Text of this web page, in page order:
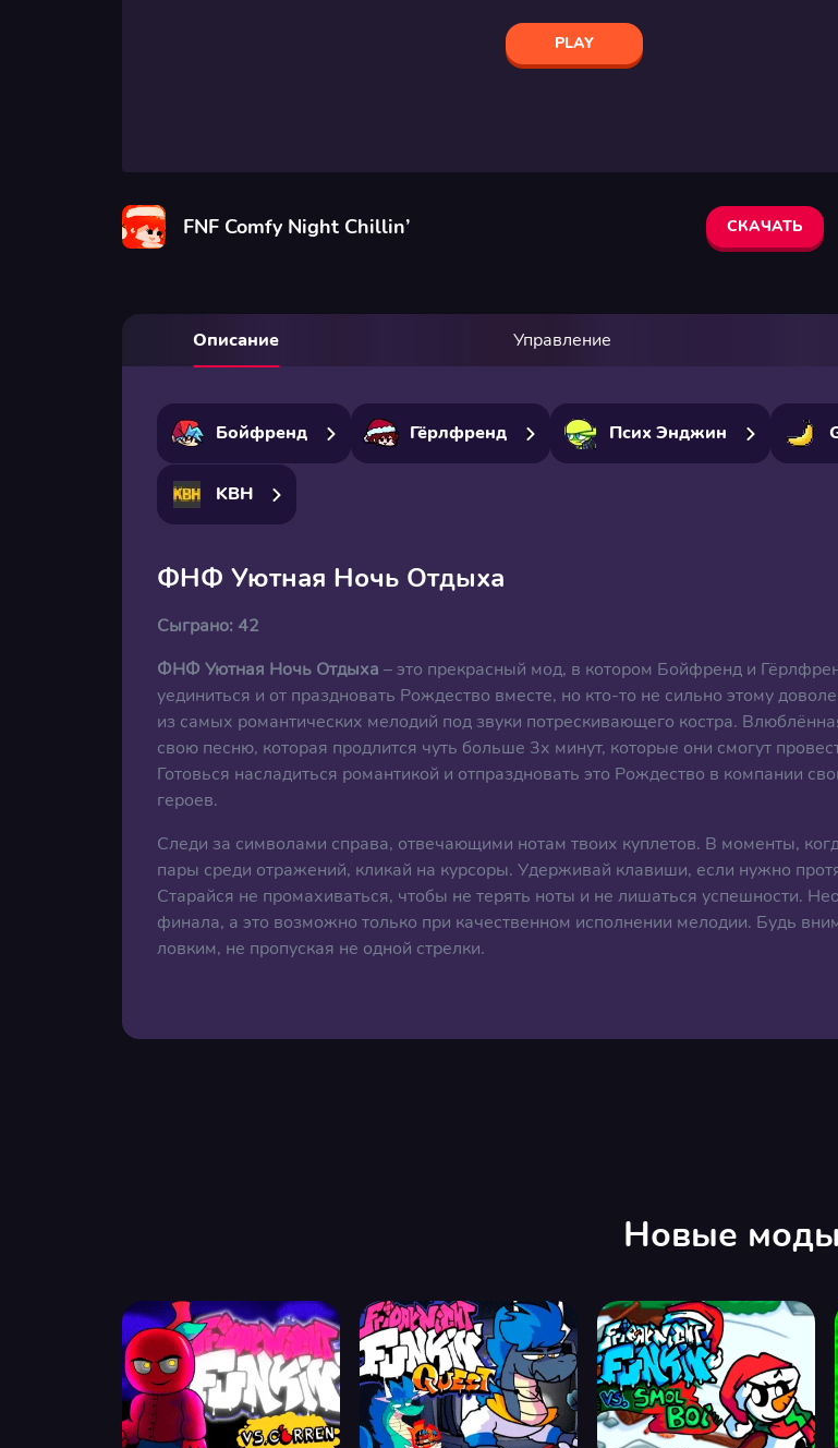
PLAY
FNF Comfy Night Chillin’ СКАЧАТЬ
Описание Управление
Бойфренд Гёрлфренд Псих Энджин
KBH
ФНФ Уютная Ночь Отдыха
Сыграно: 42
ФНФ Уютная Ночь Отдыха – это прекрасный мод, в котором Бойфренд и
уединиться и от праздновать Рождество вместе, но кто-то не сильно этому
из самых романтических мелодий под звуки потрескивающего костра.
свою песню, которая продлится чуть больше 3х минут, которые они смогут
Готовься насладиться романтикой и отпраздновать это Рождество в компании
героев.
Следи за символами справа, отвечающими нотам твоих куплетов. В моменты,
пары среди отражений, кликай на курсоры. Удерживай клавиши, если нужно
Старайся не промахиваться, чтобы не терять ноты и не лишаться успешности.
финала, а это возможно только при качественном исполнении мелодии. Будь
ловким, не пропуская не одной стрелки.
Новые моды